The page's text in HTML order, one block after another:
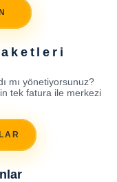
mı yönetiyorsunuz?
tek fatura ile merkezi